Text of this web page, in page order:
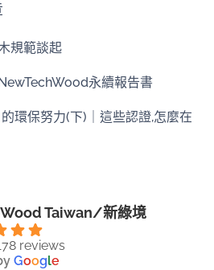
規範談起
永續報告書
環保努力(下)｜這些認證,怎麼在
Taiwan/新綠境
reviews
Google